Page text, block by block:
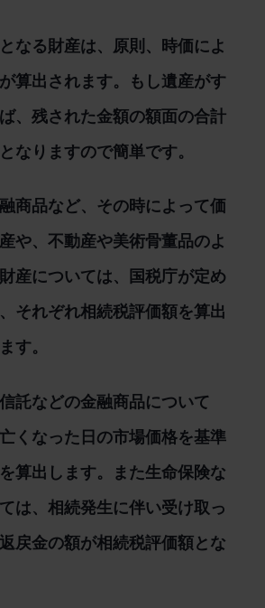
なる財産は、原則、時価によ
算出されます。もし遺産がす
、残された金額の額面の合計
なりますので簡単です。
商品など、その時によって価
や、不動産や美術骨董品のよ
産については、国税庁が定め
それぞれ相続税評価額を算出
す。
託などの金融商品について
くなった日の市場価格を基準
算出します。また生命保険な
は、相続発生に伴い受け取っ
戻金の額が相続税評価額とな